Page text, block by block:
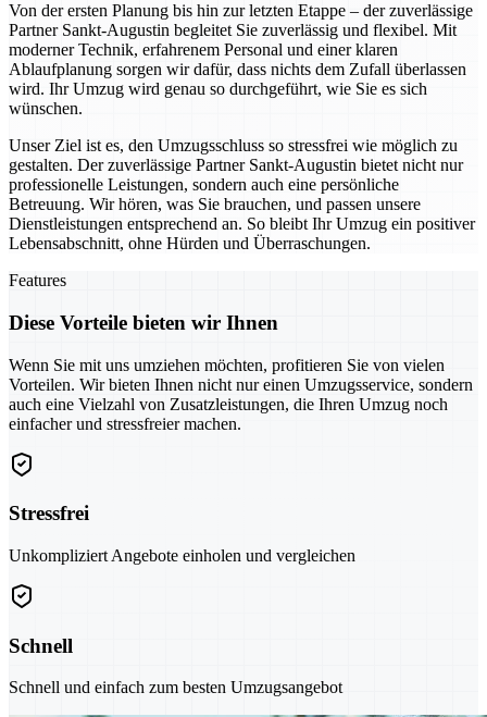
Von der ersten Planung bis hin zur letzten Etappe – der zuverlässige
Partner Sankt-Augustin begleitet Sie zuverlässig und flexibel. Mit
moderner Technik, erfahrenem Personal und einer klaren
Ablaufplanung sorgen wir dafür, dass nichts dem Zufall überlassen
wird. Ihr Umzug wird genau so durchgeführt, wie Sie es sich
wünschen.
Unser Ziel ist es, den Umzugsschluss so stressfrei wie möglich zu
gestalten. Der zuverlässige Partner Sankt-Augustin bietet nicht nur
professionelle Leistungen, sondern auch eine persönliche
Betreuung. Wir hören, was Sie brauchen, und passen unsere
Dienstleistungen entsprechend an. So bleibt Ihr Umzug ein positiver
Lebensabschnitt, ohne Hürden und Überraschungen.
Features
Diese Vorteile bieten wir Ihnen
Wenn Sie mit uns umziehen möchten, profitieren Sie von vielen
Vorteilen. Wir bieten Ihnen nicht nur einen Umzugsservice, sondern
auch eine Vielzahl von Zusatzleistungen, die Ihren Umzug noch
einfacher und stressfreier machen.
Stressfrei
Unkompliziert Angebote einholen und vergleichen
Schnell
Schnell und einfach zum besten Umzugsangebot